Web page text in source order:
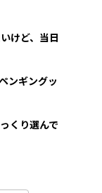
けど、当日
ンギングッ
くり選んで